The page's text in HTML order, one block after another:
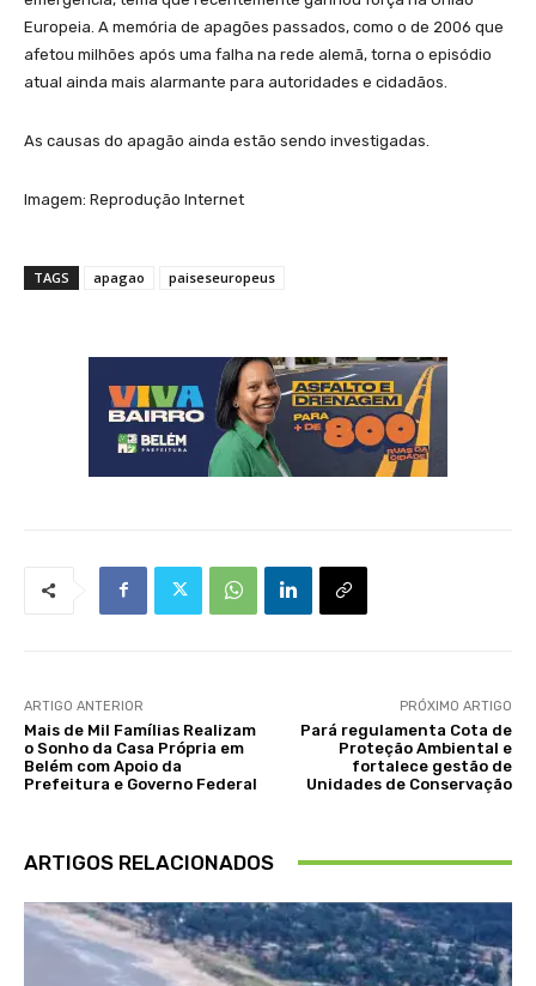
Europeia. A memória de apagões passados, como o de 2006 que
afetou milhões após uma falha na rede alemã, torna o episódio
atual ainda mais alarmante para autoridades e cidadãos.
As causas do apagão ainda estão sendo investigadas.
Imagem: Reprodução Internet
TAGS apagao paiseseuropeus
ARTIGO ANTERIOR
Mais de Mil Famílias Realizam
o Sonho da Casa Própria em
Belém com Apoio da
Prefeitura e Governo Federal
PRÓXIMO ARTIGO
Pará regulamenta Cota de
Proteção Ambiental e
fortalece gestão de
Unidades de Conservação
ARTIGOS RELACIONADOS